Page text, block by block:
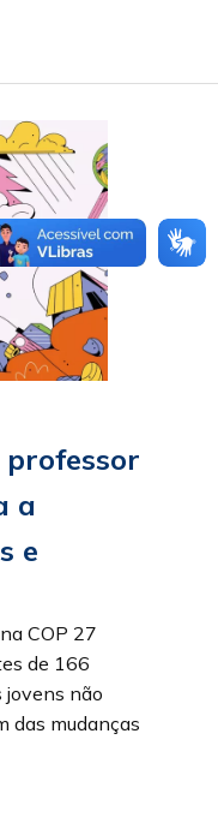
professor
a
e
COP 27
de 166
jovens não
das mudanças